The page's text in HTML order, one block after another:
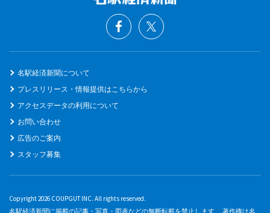
名駅経済新聞について
プレスリリース・情報提供はこちらから
アクセスデータの利用について
お問い合わせ
広告のご案内
スタッフ募集
Copyright 2026 COUPGUT INC. All rights reserved.
名駅経済新聞に掲載の記事・写真・図表などの無断転載を禁止します。 著作権は名